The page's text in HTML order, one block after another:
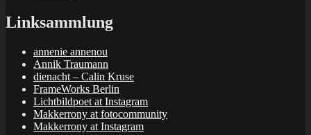
Linksammlung
annenie annenou
Annik Traumann
dienacht – Calin Kruse
FrameWorks Berlin
Lichtbildpoet at Instagram
Makkerrony at fotocommunity
Makkerrony at Instagram